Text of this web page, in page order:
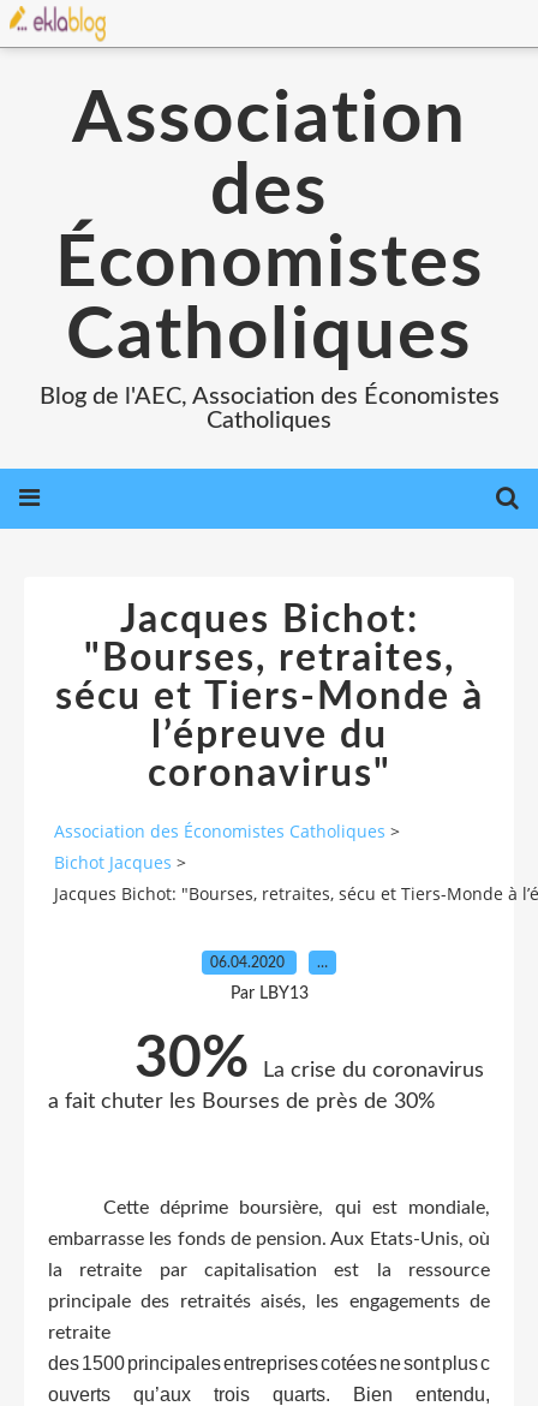
Association
des
Économistes
Catholiques
Blog de l'AEC, Association des Économistes
Catholiques
Jacques Bichot:
"Bourses, retraites,
sécu et Tiers-Monde à
l’épreuve du
coronavirus"
Association des Économistes Catholiques >
Bichot Jacques >
Jacques Bichot: "Bourses, retraites, sécu et Tiers-Monde à
06.04.2020 …
Par LBY13
30%
La crise du coronavirus
a fait chuter les Bourses de près de 30%
Cette déprime boursière, qui est mondiale,
embarrasse les fonds de pension.Aux Etats-Unis,où
la retraite par capitalisation est la ressource
principale des retraités aisés, les engagements de
retraite
des1500principalesentreprisescotéesnesontplusc
ouverts
qu’aux trois quarts. Bien entendu,